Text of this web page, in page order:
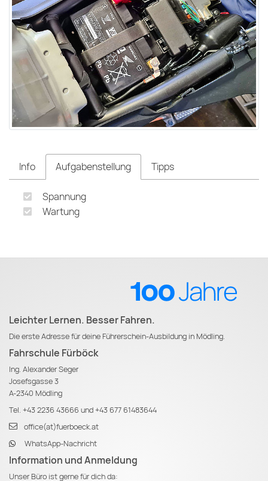
Info Aufgabenstellung Tipps
Spannung
Wartung
Leichter Lernen. Besser Fahren.
Die erste Adresse für deine Führerschein-Ausbildung in Mödling.
Fahrschule Fürböck
Ing. Alexander Seger
Josefsgasse 3
A-2340 Mödling
Tel. +43 2236 43666 und+43 677 61483644
office(at)fuerboeck.at
WhatsApp-Nachricht
Information und Anmeldung
Unser Büro ist gerne für dich da: